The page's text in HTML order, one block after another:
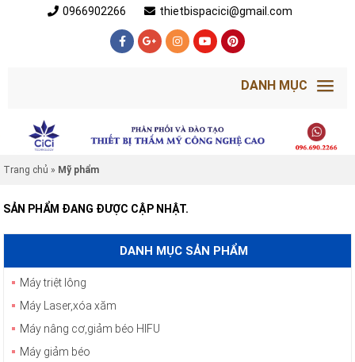
0966902266 thietbispacici@gmail.com
DANH MỤC
Trang chủ » Mỹ phẩm
SẢN PHẨM ĐANG ĐƯỢC CẬP NHẬT.
DANH MỤC SẢN PHẨM
Máy triệt lông
Máy Laser,xóa xăm
Máy nâng cơ,giảm béo HIFU
Máy giảm béo